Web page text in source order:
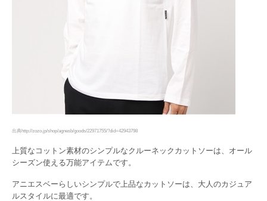
出典http://zozo.jp/shop/agnesb/goods/22971755/?did=42943798
上質なコットン素材のシンプルなクルーネックカットソーは、オール
シーズン使える万能アイテムです。
アニエスベーらしいシンプルで上品なカットソーは、大人のカジュア
ルスタイルに最適です。